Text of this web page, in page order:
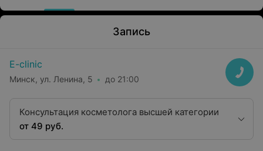
Запись
E-clinic
Минск, ул. Ленина, 5 до 21:00
Консультация косметолога высшей категории
от 49 руб.